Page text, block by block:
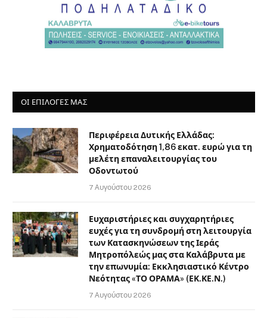
ΟΙ ΕΠΙΛΟΓΈΣ ΜΑΣ
Περιφέρεια Δυτικής Ελλάδας:
Χρηματοδότηση 1,86 εκατ. ευρώ για τη
μελέτη επαναλειτουργίας του
Οδοντωτού
7 Αυγούστου 2026
Ευχαριστήριες και συγχαρητήριες
ευχές για τη συνδρομή στη λειτουργία
των Κατασκηνώσεων της Ιεράς
Μητροπόλεώς μας στα Καλάβρυτα με
την επωνυμία: Εκκλησιαστικό Κέντρο
Νεότητας «ΤΟ ΟΡΑΜΑ» (ΕΚ.ΚΕ.Ν.)
7 Αυγούστου 2026